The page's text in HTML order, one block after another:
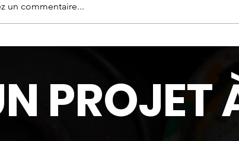
briques créées à la
Faux mur de
un commentaire...
PROJET